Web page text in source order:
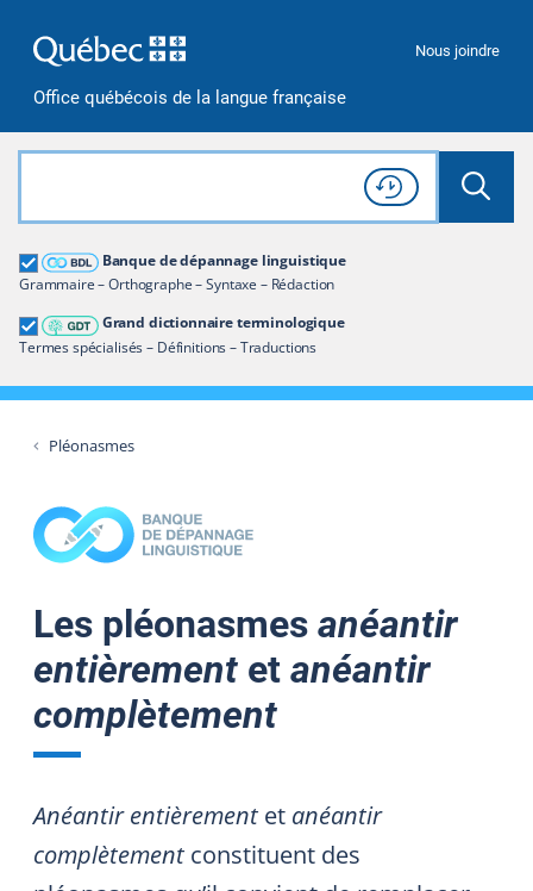
Office québécois de la langue française
Nous joindre
Rechercher dans tout le site
Lancer
Consulter l'
Historique
de recherche
Banque de dépannage linguistique
Grammaire – Orthographe – Syntaxe – Rédaction
Grand dictionnaire terminologique
Termes spécialisés – Définitions – Traductions
Grand dictionnaire terminologique
Restreindre aux termes
Pléonasmes
Les pléonasmes anéantir
entièrement et anéantir
complètement
Anéantir entièrement et anéantir
complètement constituent des